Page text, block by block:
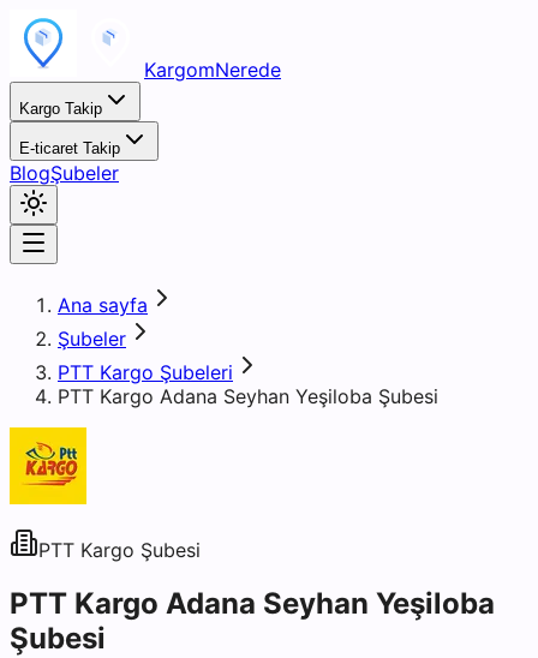
KargomNerede
Kargo Takip
E-ticaret Takip
BlogŞubeler
Ana sayfa
Şubeler
PTT Kargo Şubeleri
PTT Kargo Adana Seyhan Yeşiloba Şubesi
PTT Kargo Şubesi
PTT Kargo Adana Seyhan Yeşiloba
Şubesi